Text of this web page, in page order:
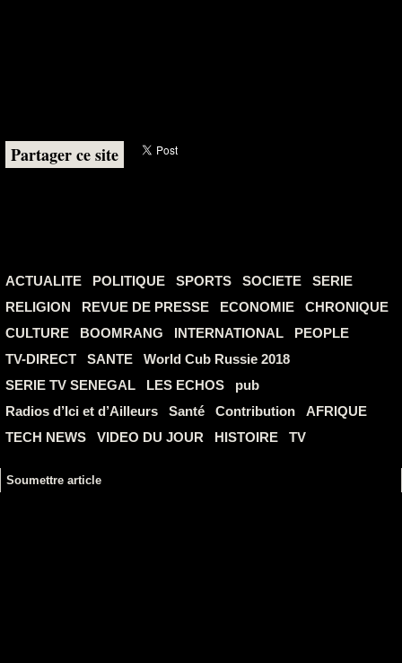
Partager ce site
ACTUALITE POLITIQUE SPORTS SOCIETE
SERIE
RELIGION
REVUE DE PRESSE ECONOMIE
CHRONIQUE
CULTURE
BOOMRANG INTERNATIONAL
PEOPLE
TV-DIRECT
SANTE
World Cub Russie 2018
SERIE TV SENEGAL
LES ECHOS
pub
Radios d’Ici et d’Ailleurs
Santé Contribution
AFRIQUE
TECH NEWS
VIDEO DU JOUR HISTOIRE TV
Soumettre article